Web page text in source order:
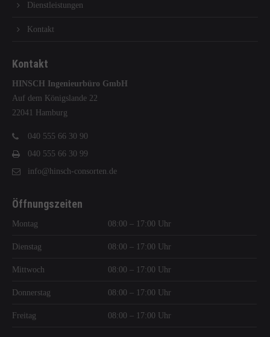
Dienstleistungen
Kontakt
Kontakt
HINSCH Ingenieurbüro GmbH
Auf dem Königslande 22
22041 Hamburg
040 555 66 30 90
040 555 66 30 99
info@hinsch-consorten.de
Öffnungszeiten
Montag 08:00 – 17:00 Uhr
Dienstag 08:00 – 17:00 Uhr
Mittwoch 08:00 – 17:00 Uhr
Donnerstag 08:00 – 17:00 Uhr
Freitag 08:00 – 17:00 Uhr